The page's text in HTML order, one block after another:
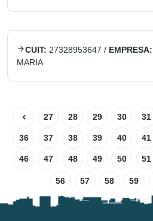
CUIT: 27328953647 / EMPRESA:
MARIA
27 28 29 30 31
36 37 38 39 40 41
46 47 48 49 50 51
56 57 58 59